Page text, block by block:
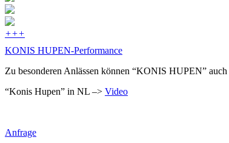
+++
KONIS HUPEN-Performance
Zu besonderen Anlässen können “KONIS HUPEN”
“Konis Hupen” in NL –> Video
Anfrage